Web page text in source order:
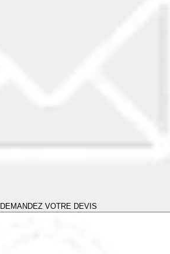
DEMANDEZ VOTRE DEVIS